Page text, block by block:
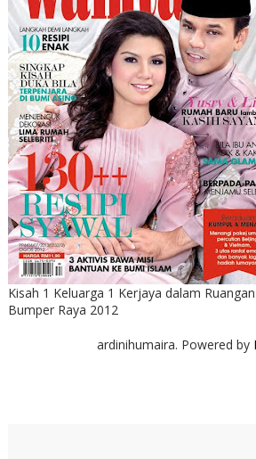
Kisah 1 Keluarga 1 Kerjaya dalam
Bumper Raya 2012
ardinihumaira. Powered by